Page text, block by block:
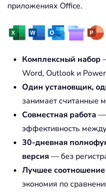
приложениях Office.
Комплексный набор
Word, Outlook и
Один установщик,
занимает считанные
Совместная работа —
эффективность
30-дневная
версия — без
Лучшее
экономия по